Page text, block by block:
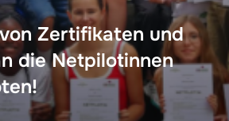
Zertifikaten und
die Netpilotinnen